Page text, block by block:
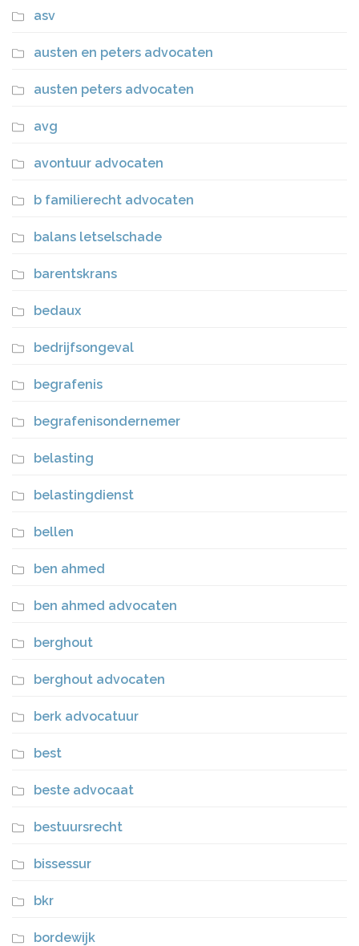
asv
austen en peters advocaten
austen peters advocaten
avg
avontuur advocaten
b familierecht advocaten
balans letselschade
barentskrans
bedaux
bedrijfsongeval
begrafenis
begrafenisondernemer
belasting
belastingdienst
bellen
ben ahmed
ben ahmed advocaten
berghout
berghout advocaten
berk advocatuur
best
beste advocaat
bestuursrecht
bissessur
bkr
bordewijk